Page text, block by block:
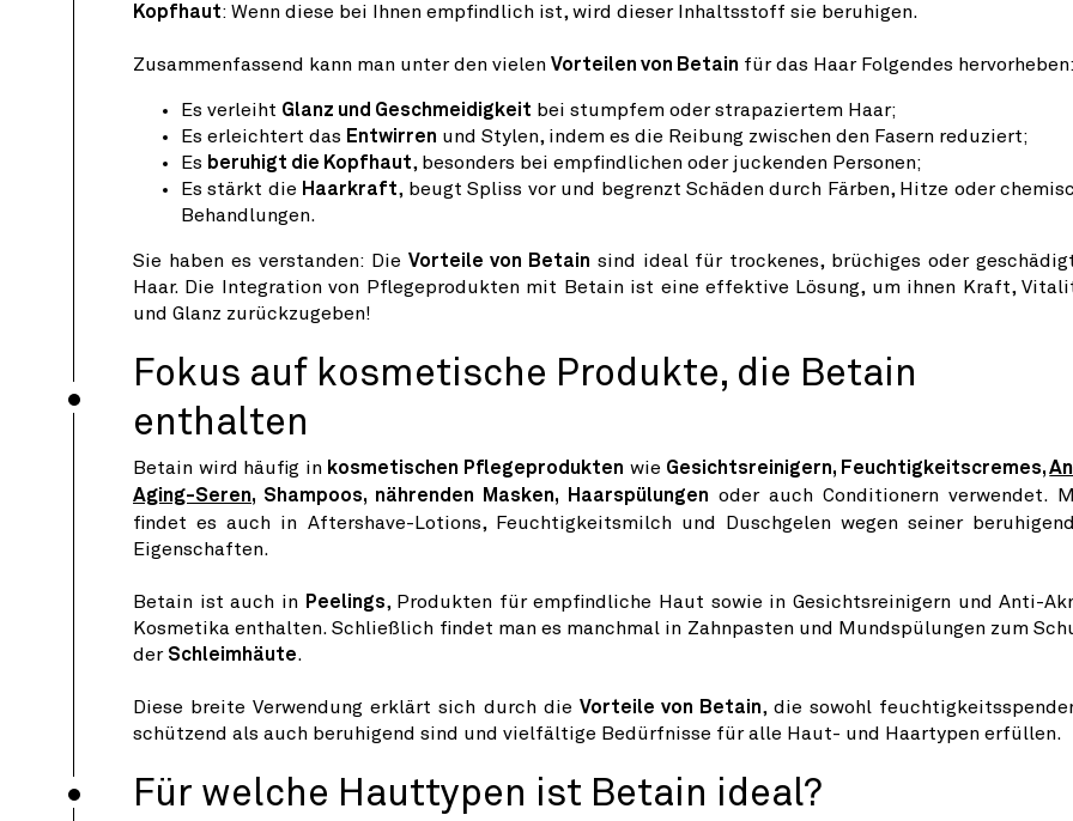
Kopfhaut: Wenn diese bei Ihnen empfindlich ist, wird dieser Inhaltsstoff sie beruhigen.
Zusammenfassend kann man unter den vielen Vorteilen von Betain für das Haar Folgendes hervorheben:
Es verleiht Glanz und Geschmeidigkeit bei stumpfem oder strapaziertem Haar;
Es erleichtert das Entwirren und Stylen, indem es die Reibung zwischen den Fasern reduziert;
Es beruhigt die Kopfhaut, besonders bei empfindlichen oder juckenden Personen;
Es stärkt die Haarkraft, beugt Spliss vor und begrenzt Schäden durch Färben, Hitze oder
Behandlungen.
Sie haben es verstanden: Die Vorteile von Betain sind ideal für trockenes, brüchiges oder
Haar. Die Integration von Pflegeprodukten mit Betain ist eine effektive Lösung, um ihnen Kraft,
und Glanz zurückzugeben!
Fokus auf kosmetische Produkte, die Betain
enthalten
Betain wird häufig in kosmetischen Pflegeprodukten wie Gesichtsreinigern, Feuchtigkeitscremes,
Aging-Seren, Shampoos, nährenden Masken, Haarspülungen oder auch Conditionern verwendet.
findet es auch in Aftershave-Lotions, Feuchtigkeitsmilch und Duschgelen wegen seiner
Eigenschaften.
Betain ist auch in Peelings, Produkten für empfindliche Haut sowie in Gesichtsreinigern und Anti-
Kosmetika enthalten. Schließlich findet man es manchmal in Zahnpasten und Mundspülungen zum
der Schleimhäute.
Diese breite Verwendung erklärt sich durch die Vorteile von Betain, die sowohl
schützend als auch beruhigend sind und vielfältige Bedürfnisse für alle Haut- und Haartypen erfüllen.
Für welche Hauttypen ist Betain ideal?